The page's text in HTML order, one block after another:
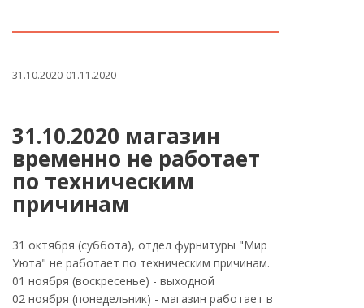
31.10.2020-01.11.2020
31.10.2020 магазин
временно не работает
по техническим
причинам
31 октября (суббота), отдел фурнитуры "Мир
Уюта" не работает по техническим причинам.
01 ноября (воскресенье) - выходной
02 ноября (понедельник) - магазин работает в